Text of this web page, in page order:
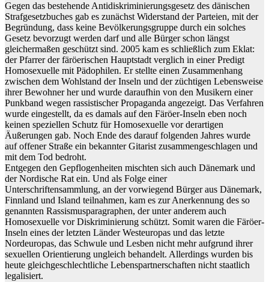
Gegen das bestehende Antidiskriminierungsgesetz des dänischen
Strafgesetzbuches gab es zunächst Widerstand der Parteien, mit der
Begründung, dass keine Bevölkerungsgruppe durch ein solches
Gesetz bevorzugt werden darf und alle Bürger schon längst
gleichermaßen geschützt sind. 2005 kam es schließlich zum Eklat:
der Pfarrer der färöerischen Hauptstadt verglich in einer Predigt
Homosexuelle mit Pädophilen. Er stellte einen Zusammenhang
zwischen dem Wohlstand der Inseln und der züchtigen Lebensweise
ihrer Bewohner her und wurde daraufhin von den Musikern einer
Punkband wegen rassistischer Propaganda angezeigt. Das Verfahren
wurde eingestellt, da es damals auf den Färöer-Inseln eben noch
keinen speziellen Schutz für Homosexuelle vor derartigen
Äußerungen gab. Noch Ende des darauf folgenden Jahres wurde
auf offener Straße ein bekannter Gitarist zusammengeschlagen und
mit dem Tod bedroht.
Entgegen den Gepflogenheiten mischten sich auch Dänemark und
der Nordische Rat ein. Und als Folge einer
Unterschriftensammlung, an der vorwiegend Bürger aus Dänemark,
Finnland und Island teilnahmen, kam es zur Anerkennung des so
genannten Rassismusparagraphen, der unter anderem auch
Homosexuelle vor Diskriminierung schützt. Somit waren die Färöer-
Inseln eines der letzten Länder Westeuropas und das letzte
Nordeuropas, das Schwule und Lesben nicht mehr aufgrund ihrer
sexuellen Orientierung ungleich behandelt. Allerdings wurden bis
heute gleichgeschlechtliche Lebenspartnerschaften nicht staatlich
legalisiert.